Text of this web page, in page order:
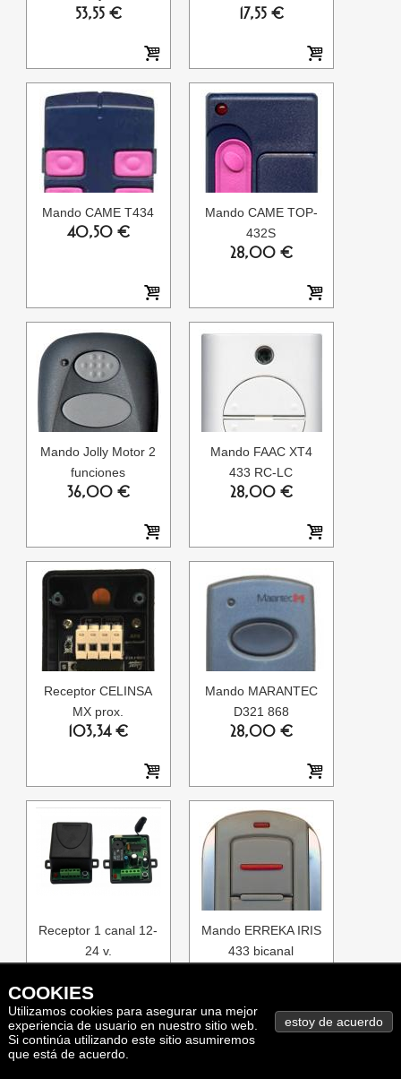
COOKIES
Utilizamos cookies para asegurar una mejor
experiencia de usuario en nuestro sitio web.
Si continúa utilizando este sitio asumiremos
que está de acuerdo.
53,55 € 17,55 €
Mando CAME T434
40,50 €
Mando CAME TOP-
432S
28,00 €
Mando Jolly Motor 2
funciones
36,00 €
Mando FAAC XT4
433 RC-LC
28,00 €
Receptor CELINSA
MX prox.
103,34 €
Mando MARANTEC
D321 868
28,00 €
Receptor 1 canal 12-
24 v.
Mando ERREKA IRIS
433 bicanal